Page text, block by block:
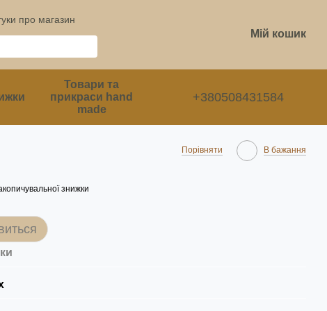
про магазин
Мій кошик
Товари та
прикраси hand
made
+380508431584
Порівняти В бажання
знижки